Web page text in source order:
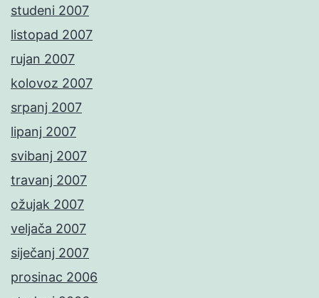
studeni 2007
listopad 2007
rujan 2007
kolovoz 2007
srpanj 2007
lipanj 2007
svibanj 2007
travanj 2007
ožujak 2007
veljača 2007
siječanj 2007
prosinac 2006